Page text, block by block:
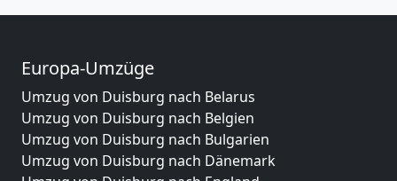
Europa-Umzüge
Umzug von Duisburg nach Belarus
Umzug von Duisburg nach Belgien
Umzug von Duisburg nach Bulgarien
Umzug von Duisburg nach Dänemark